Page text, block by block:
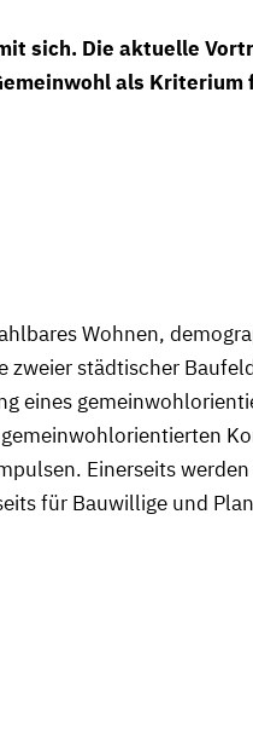
sich. Die aktuelle
als Kriterium
Wohnen,
städtischer
eines
Einerseits
für Bauwillige und